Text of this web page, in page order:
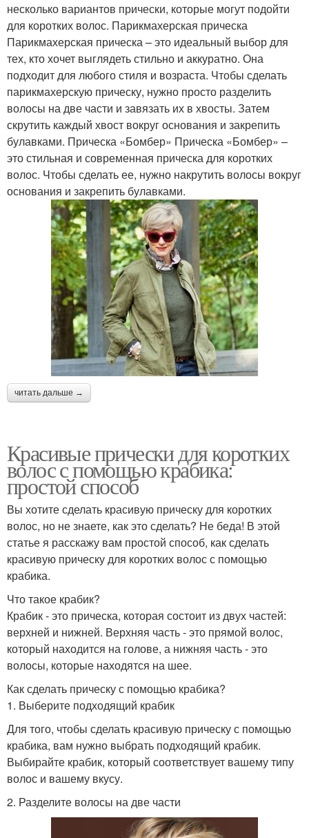
несколько вариантов прически, которые могут подойти
для коротких волос. Парикмахерская прическа
Парикмахерская прическа – это идеальный выбор для
тех, кто хочет выглядеть стильно и аккуратно. Она
подходит для любого стиля и возраста. Чтобы сделать
парикмахерскую прическу, нужно просто разделить
волосы на две части и завязать их в хвосты. Затем
скрутить каждый хвост вокруг основания и закрепить
булавками. Прическа «Бомбер» Прическа «Бомбер» –
это стильная и современная прическа для коротких
волос. Чтобы сделать ее, нужно накрутить волосы вокруг
основания и закрепить булавками.
читать дальше →
Красивые прически для коротких
волос с помощью крабика:
простой способ
Вы хотите сделать красивую прическу для коротких
волос, но не знаете, как это сделать? Не беда! В этой
статье я расскажу вам простой способ, как сделать
красивую прическу для коротких волос с помощью
крабика.
Что такое крабик?
Крабик - это прическа, которая состоит из двух частей:
верхней и нижней. Верхняя часть - это прямой волос,
который находится на голове, а нижняя часть - это
волосы, которые находятся на шее.
Как сделать прическу с помощью крабика?
1. Выберите подходящий крабик
Для того, чтобы сделать красивую прическу с помощью
крабика, вам нужно выбрать подходящий крабик.
Выбирайте крабик, который соответствует вашему типу
волос и вашему вкусу.
2. Разделите волосы на две части